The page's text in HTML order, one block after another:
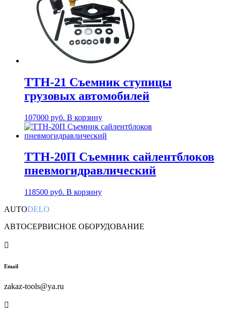
ТТН-21 Съемник ступицы
грузовых автомобилей
107000 руб. В корзину
ТТН-20П Съемник сайлентблоков
пневмогидравлический
118500 руб. В корзину
AUTODELO
АВТОСЕРВИСНОЕ ОБОРУДОВАНИЕ

Email
zakaz-tools@ya.ru
